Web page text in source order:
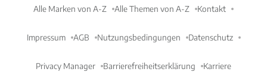
Alle Marken von A-Z Alle Themen von A-Z Kontakt
Impressum AGB Nutzungsbedingungen Datenschutz
Privacy Manager Barrierefreiheitserklärung Karriere